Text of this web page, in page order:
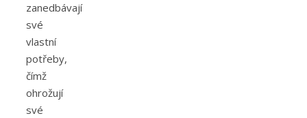
zanedbávají
své
vlastní
potřeby,
čímž
ohrožují
své